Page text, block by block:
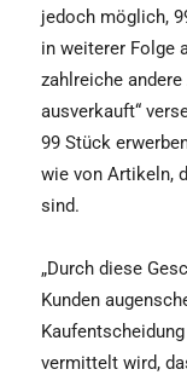
jedoch möglich,
in weiterer Folge
zahlreiche
ausverkauft“
99 Stück
wie von Artikeln,
sind.
„Durch diese
Kunden
vermittelt wird,